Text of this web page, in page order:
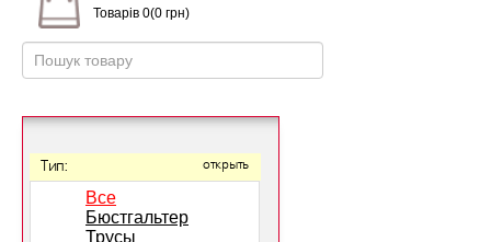
Товарів 0(0 грн)
Тип: открыть
Все
Бюстгальтер
Трусы